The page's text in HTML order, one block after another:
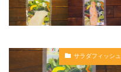
サラダフィッシュ